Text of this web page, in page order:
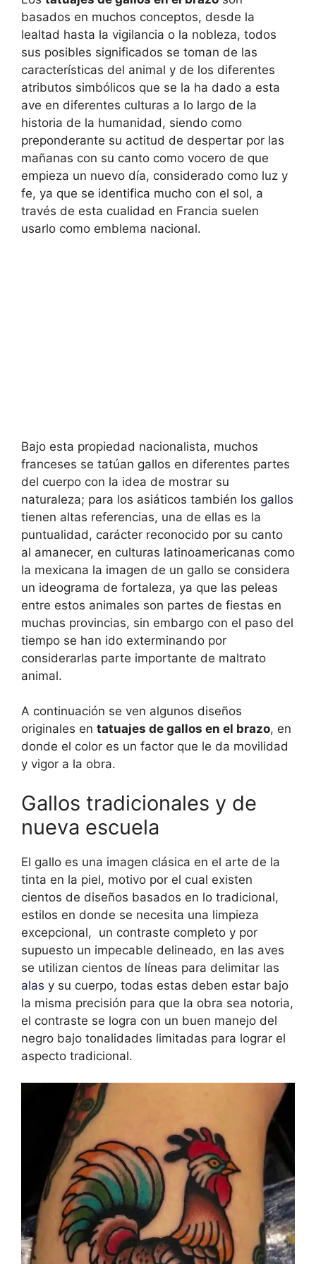
basados en muchos conceptos, desde la
lealtad hasta la vigilancia o la nobleza, todos
sus posibles significados se toman de las
características del animal y de los diferentes
atributos simbólicos que se la ha dado a esta
ave en diferentes culturas a lo largo de la
historia de la humanidad, siendo como
preponderante su actitud de despertar por las
mañanas con su canto como vocero de que
empieza un nuevo día, considerado como luz y
fe, ya que se identifica mucho con el sol, a
través de esta cualidad en Francia suelen
usarlo como emblema nacional.
Bajo esta propiedad nacionalista, muchos
franceses se tatúan gallos en diferentes partes
del cuerpo con la idea de mostrar su
naturaleza; para los asiáticos también los gallos
tienen altas referencias, una de ellas es la
puntualidad, carácter reconocido por su canto
al amanecer, en culturas latinoamericanas como
la mexicana la imagen de un gallo se considera
un ideograma de fortaleza, ya que las peleas
entre estos animales son partes de fiestas en
muchas provincias, sin embargo con el paso del
tiempo se han ido exterminando por
considerarlas parte importante de maltrato
animal.
A continuación se ven algunos diseños
originales en tatuajes de gallos en el brazo, en
donde el color es un factor que le da movilidad
y vigor a la obra.
Gallos tradicionales y de
nueva escuela
El gallo es una imagen clásica en el arte de la
tinta en la piel, motivo por el cual existen
cientos de diseños basados en lo tradicional,
estilos en donde se necesita una limpieza
excepcional, un contraste completo y por
supuesto un impecable delineado, en las aves
se utilizan cientos de líneas para delimitar las
alas y su cuerpo, todas estas deben estar bajo
la misma precisión para que la obra sea notoria,
el contraste se logra con un buen manejo del
negro bajo tonalidades limitadas para lograr el
aspecto tradicional.